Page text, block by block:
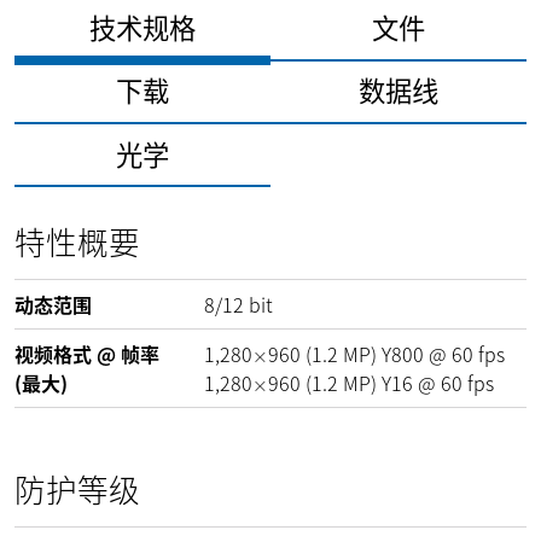
技术规格
文件
下载
数据线
光学
特性概要
动态范围 8/12 bit
视频格式 @ 帧率
(最大)
1,280×960 (1.2 MP) Y800 @ 60 fps
1,280×960 (1.2 MP) Y16 @ 60 fps
防护等级